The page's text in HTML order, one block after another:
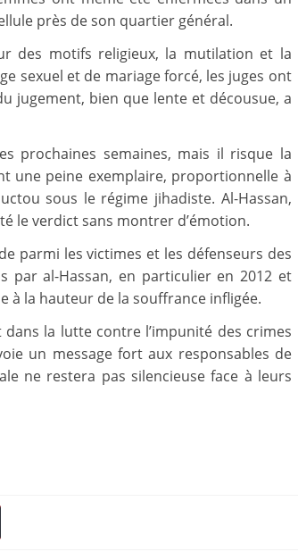
près de son quartier général.
des motifs religieux, la mutilation et la
sexuel et de mariage forcé, les juges ont
jugement, bien que lente et décousue, a
prochaines semaines, mais il risque la
une peine exemplaire, proportionnelle à
sous le régime jihadiste. Al-Hassan,
le verdict sans montrer d’émotion.
parmi les victimes et les défenseurs des
par al-Hassan, en particulier en 2012 et
à la hauteur de la souffrance infligée.
la lutte contre l’impunité des crimes
un message fort aux responsables de
ne restera pas silencieuse face à leurs